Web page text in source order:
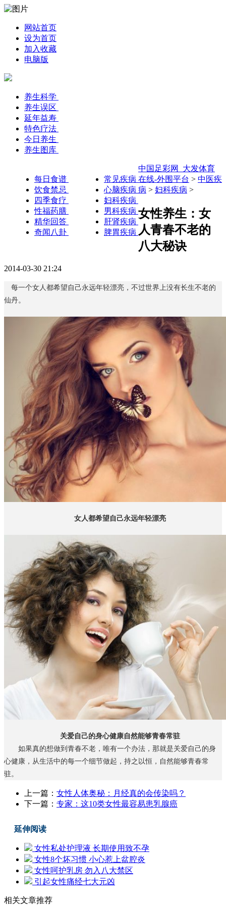
网站首页
设为首页
加入收藏
电脑版
养生科学
养生误区
延年益寿
特色疗法
今日养生
养生图库
每日食谱
饮食禁忌
四季食疗
性福药膳
精华回答
奇闻八卦
常见疾病
心脑疾病
妇科疾病
男科疾病
肝肾疾病
脾胃疾病
中国足彩网_大发体育
在线-外围平台 > 中医疾
病 > 妇科疾病 >
女性养生：女
人青春不老的
八大秘诀
2014-03-30 21:24
每一个女人都希望自己永远年轻漂亮，不过世界上没有长生不老的
仙丹。
女人都希望自己永远年轻漂亮
关爱自己的身心健康自然能够青春常驻
如果真的想做到青春不老，唯有一个办法，那就是关爱自己的身
心健康，从生活中的每一个细节做起，持之以恒，自然能够青春常
驻。
上一篇： 女性人体奥秘：月经真的会传染吗？
下一篇： 专家：这10类女性最容易患乳腺癌
延伸阅读
女性私处护理液 长期使用致不孕
女性8个坏习惯 小心惹上盆腔炎
女性呵护乳房 勿入八大禁区
引起女性痛经七大元凶
相关文章推荐